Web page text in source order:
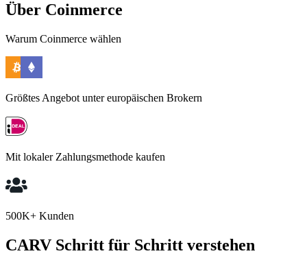
Über Coinmerce
Warum Coinmerce wählen
Größtes Angebot unter europäischen Brokern
Mit lokaler Zahlungsmethode kaufen
500K+ Kunden
CARV Schritt für Schritt verstehen